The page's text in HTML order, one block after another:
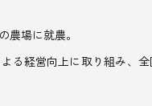
サービスや商品を紹介してい
出展ブースです。
農場に就農。
る経営向上に取り組み、